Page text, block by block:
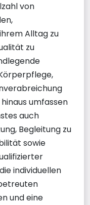
von
Alltag zu
zu
umfassen
auch
Begleitung zu
sowie
individuellen
und eine